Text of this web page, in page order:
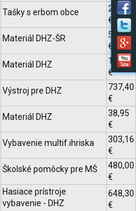
Tašky s erbom obce
266,76
€
Materiál DHZ-ŠR
512,15
€
Materiál DHZ
176,70
€
Výstroj pre DHZ
737,40
€
Materiál DHZ
38,95
€
Vybavenie multif.ihriska
303,16
€
Školské pomôcky pre MŠ
480,00
€
Hasiace prístroje
vybavenie - DHZ
648,30
€